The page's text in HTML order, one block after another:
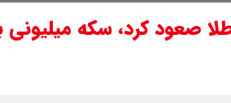
قیمت طلا و سکه امروز دوشنبه ۷ اردیبهشت ۱۴۰۵/ طلا صعود کرد،